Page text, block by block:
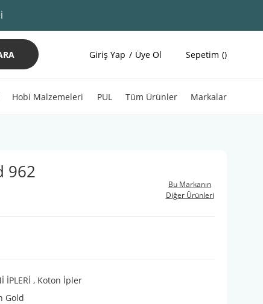
Giriş Yap Üye Ol Sepetim
Hobi Malzemeleri PUL Tüm Ürünler Markalar
962
Bu Markanın
Diğer Ürünleri
İPLERİ , Koton İpler
Gold